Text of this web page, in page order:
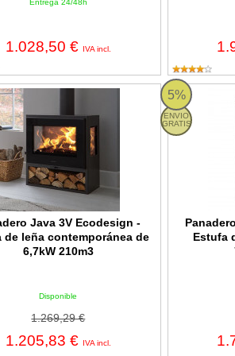
Entrega 24/48h
1.028,50 € IVA incl.
Java 3V Ecodesign -
de leña contemporánea de
6,7kW 210m3
Disponible
1.269,29 €
1.205,83 € IVA incl.
Java 3V Ecodesign - Estufa de leña
5%
ENVIO
GRATIS
Estufa
Panadero